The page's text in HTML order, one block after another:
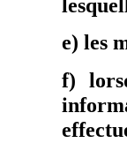
e) les
f)